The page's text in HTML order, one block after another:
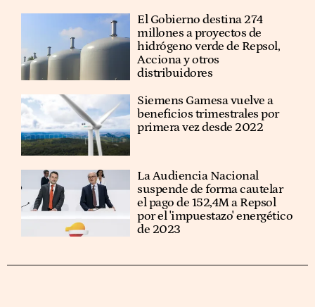
El Gobierno destina 274
millones a proyectos de
hidrógeno verde de Repsol,
Acciona y otros
distribuidores
Siemens Gamesa vuelve a
beneficios trimestrales por
primera vez desde 2022
La Audiencia Nacional
suspende de forma cautelar
el pago de 152,4M a Repsol
por el 'impuestazo' energético
de 2023